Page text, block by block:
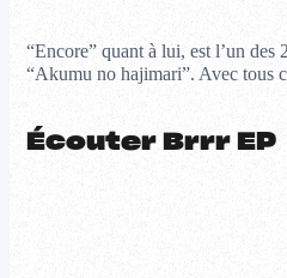
“Encore” quant à lui, est l’un
“Akumu no hajimari”. Avec tous
Écouter Brrr EP